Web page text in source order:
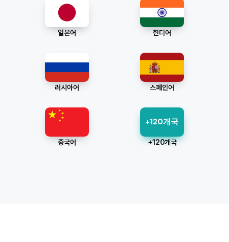
일본어 힌디어
러시아어 스페인어
중국어
+120개국
+120개국